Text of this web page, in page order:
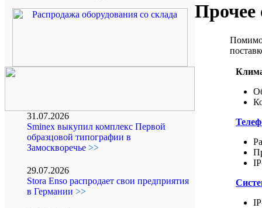
31.07.2026
Sminex выкупил комплекс Первой
образцовой типографии в
Замоскворечье >>
29.07.2026
Stora Enso распродает свои предприятия
в Германии >>
Прочее